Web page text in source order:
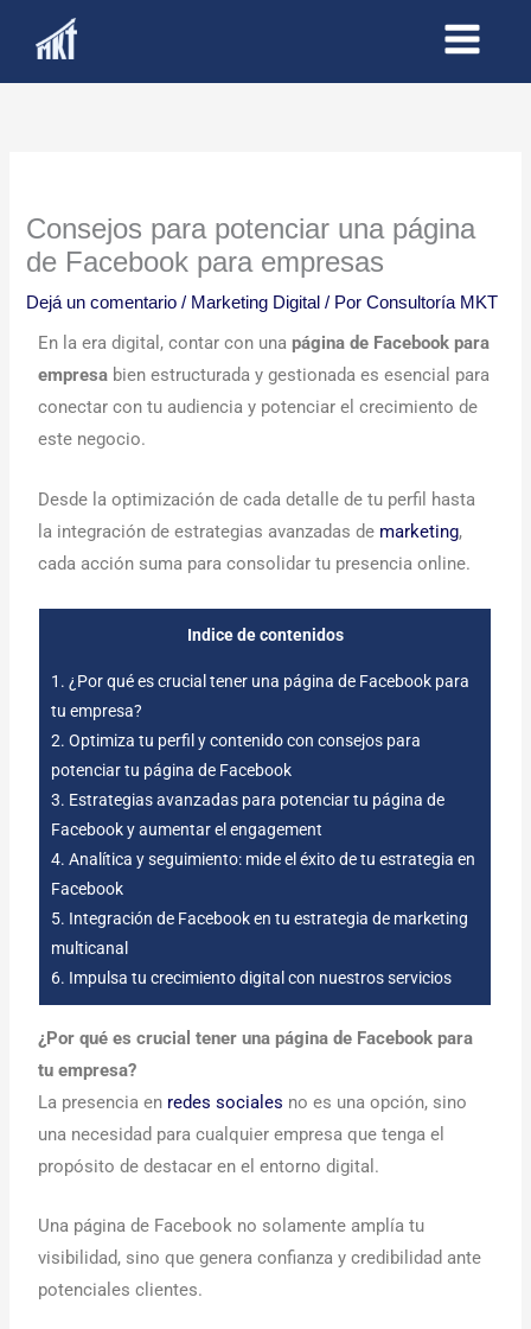
Consejos para potenciar una página
de Facebook para empresas
Dejá un comentario / Marketing Digital / PorConsultoría MKT
En la era digital, contar con unapágina de Facebook para
empresa bien estructurada y gestionada es esencial para
conectar con tu audiencia y potenciar el crecimiento de
este negocio.
Desde la optimización de cada detalle de tu perfil hasta
la integración de estrategias avanzadas de marketing,
cada acción suma para consolidar tu presencia online.
Indice de contenidos
1. ¿Por qué es crucial tener una página de Facebook para
tu empresa?
2. Optimiza tu perfil y contenido con consejos para
potenciar tu página de Facebook
3. Estrategias avanzadas para potenciar tu página de
Facebook y aumentar el engagement
4. Analítica y seguimiento: mide el éxito de tu estrategia en
Facebook
5. Integración de Facebook en tu estrategia de marketing
multicanal
6. Impulsa tu crecimiento digital con nuestros servicios
¿Por qué es crucial tener una página de Facebook para
tu empresa?
La presencia en redes sociales no es una opción, sino
una necesidad para cualquier empresa que tenga el
propósito de destacar en el entorno digital.
Una página de Facebook no solamente amplía tu
visibilidad, sino que genera confianza y credibilidad ante
potenciales clientes.